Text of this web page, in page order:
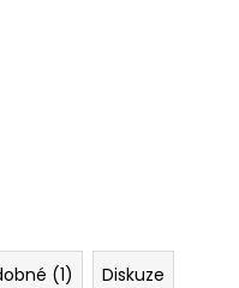
(1) Diskuze